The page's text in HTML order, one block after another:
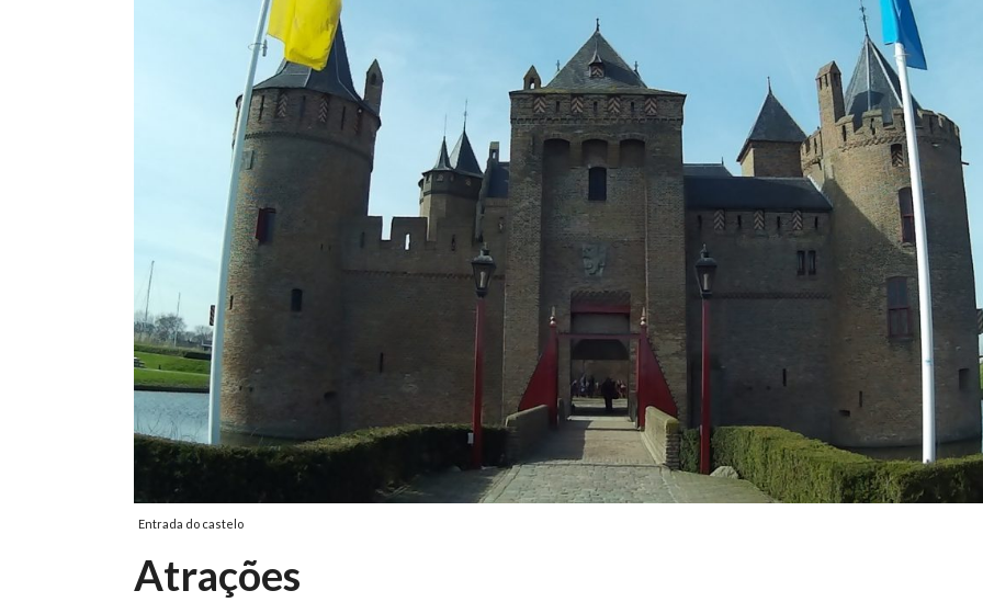
Entrada do castelo
Atrações